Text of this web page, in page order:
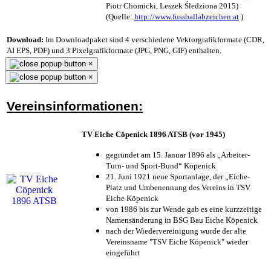
Piotr Chomicki, Leszek Śledziona 2015)
(Quelle: http://www.fussballabzeichen.at )
Download: Im Downloadpaket sind 4 verschiedene Vektorgrafikformate (CDR,
AI EPS, PDF) und 3 Pixelgrafikformate (JPG, PNG, GIF) enthalten.
×
×
Vereinsinformationen:
TV Eiche Cöpenick 1896 ATSB (vor 1945)
gegründet am 15. Januar 1896 als „Arbeiter-
Turn- und Sport-Bund“ Köpenick
21. Juni 1921 neue Sportanlage, der „Eiche-
Platz und Umbenennung des Vereins in TSV
Eiche Köpenick
von 1986 bis zur Wende gab es eine kurzzeitige
Namensänderung in BSG Bau Eiche Köpenick
nach der Wiedervereinigung wurde der alte
Vereinsname "TSV Eiche Köpenick" wieder
eingeführt